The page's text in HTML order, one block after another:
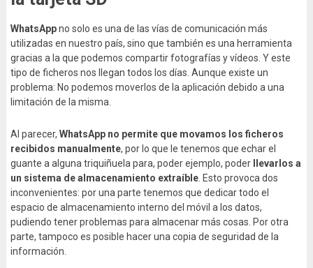
WhatsAppno solo es una de las vías de comunicación más
utilizadas en nuestro país, sino que también es una herramienta
gracias a la que podemos compartir fotografías y vídeos. Y este
tipo de ficheros nos llegan todos los días. Aunque existe un
problema: No podemos moverlos de la aplicación debido a una
limitación de la misma.
Al parecer, WhatsApp no permite que movamos los ficheros
recibidos manualmente, por lo que le tenemos que echar el
guante a alguna triquiñuela para, poder ejemplo, poder
llevarlos a
un sistema de almacenamiento extraíble. Esto provoca dos
inconvenientes: por una parte tenemos que dedicar todo el
espacio de almacenamiento interno del móvil a los datos,
pudiendo tener problemas para almacenar más cosas. Por otra
parte, tampoco es posible hacer una copia de seguridad de la
información.